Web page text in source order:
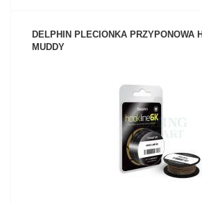
DELPHIN PLECIONKA PRZYPONOWA
MUDDY
ZOBACZ PRODUKT